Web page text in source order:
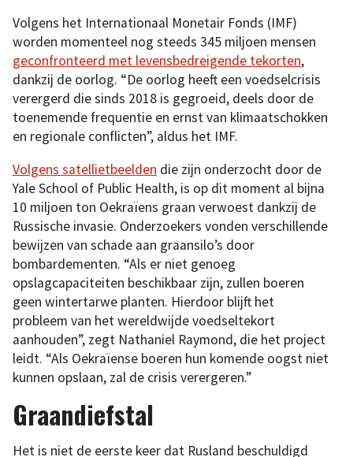
Volgens het Internationaal Monetair Fonds (IMF)
worden momenteel nog steeds 345 miljoen mensen
geconfronteerd met levensbedreigende tekorten,
dankzij de oorlog. “De oorlog heeft een voedselcrisis
verergerd die sinds 2018 is gegroeid, deels door de
toenemende frequentie en ernst van klimaatschokken
en regionale conflicten”, aldus het IMF.
Volgens satellietbeelden die zijn onderzocht door de
Yale School of Public Health, is op dit moment al bijna
10 miljoen ton Oekraïens graan verwoest dankzij de
Russische invasie. Onderzoekers vonden verschillende
bewijzen van schade aan graansilo’s door
bombardementen. “Als er niet genoeg
opslagcapaciteiten beschikbaar zijn, zullen boeren
geen wintertarwe planten. Hierdoor blijft het
probleem van het wereldwijde voedseltekort
aanhouden”, zegt Nathaniel Raymond, die het project
leidt. “Als Oekraïense boeren hun komende oogst niet
kunnen opslaan, zal de crisis verergeren.”
Graandiefstal
Het is niet de eerste keer dat Rusland beschuldigd